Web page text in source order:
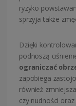
ryzyko
sprzyja także
Dzięki
podnoszą
ograniczać
zapobiega
również
czy nudności oraz